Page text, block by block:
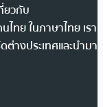
ยวกับ
ทย ในภาษาไทย เรา
างประเทศและนำมา